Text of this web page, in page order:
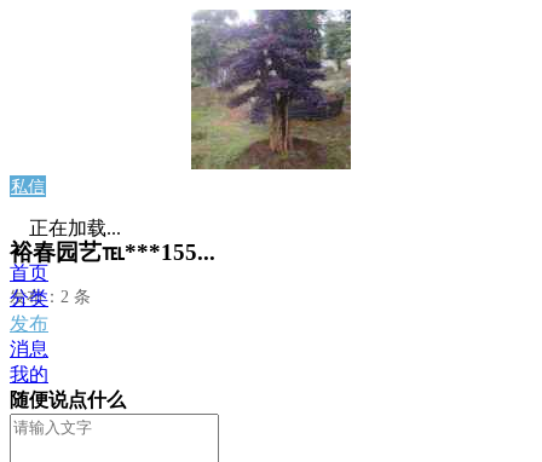
私信
裕春园艺℡***155...
发布：2 条
正在加载...
首页
分类
发布
消息
我的
随便说点什么